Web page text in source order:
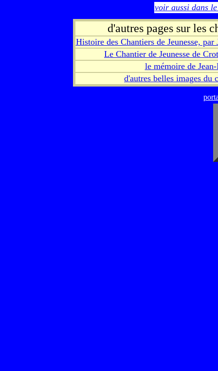
voir aussi dans
d'autres pages sur les
Histoire des Chantiers de Jeunesse,
Le Chantier de Jeunesse de
le mémoire de
d'autres belles images du